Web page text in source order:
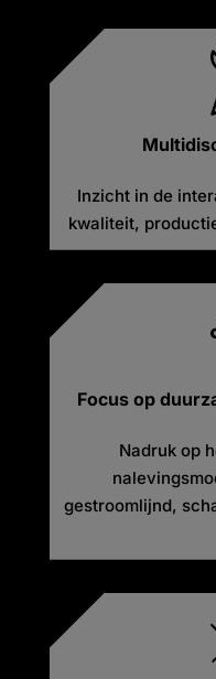
Inzicht in de
kwaliteit,
Focus op
Nadruk op
gestroomlijnd,